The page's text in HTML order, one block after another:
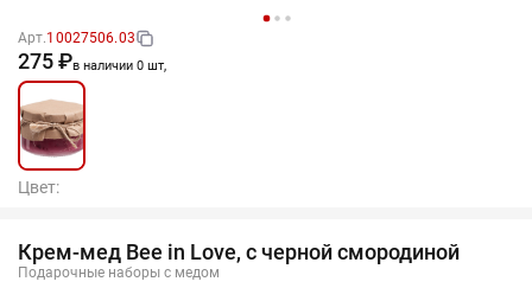
Арт.10027506.03
275 ₽в наличии 0 шт,
Цвет:
Крем-мед Bee in Love, с черной смородиной
Подарочные наборы с медом